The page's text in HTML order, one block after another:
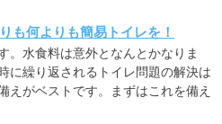
も何よりも簡易トイレを！
。水食料は意外となんとかなりま
に繰り返されるトイレ問題の解決は
えがベストです。まずはこれを備え